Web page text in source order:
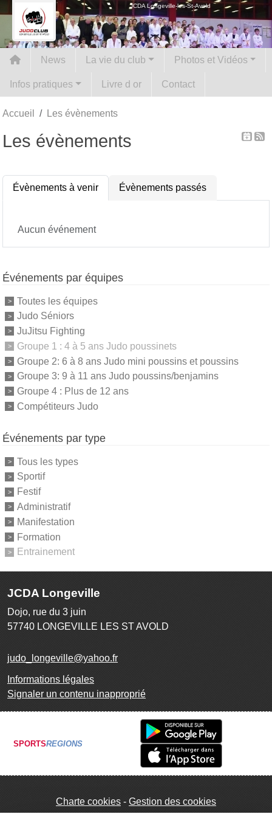
JCDA Longeville-les-St-Avold
News La vie du club Photos et Vidéos
Infos pratiques Livre d or Contact
Accueil Les évènements
Les évènements
Évènements à venir Évènements passés
Aucun événement
Événements par équipes
Toutes les équipes
Judo Séniors
JuJitsu Fighting
Groupe 1 : 4 à 5 ans Judo poussinets
Groupe 2: 6 à 8 ans Judo mini poussins et poussins
Groupe 3: 9 à 11 ans Judo poussins/benjamins
Groupe 4 : Plus de 12 ans
Compétiteurs Judo
Événements par type
Tous les types
Sportif
Festif
Administratif
Manifestation
Formation
Entrainement
JCDA Longeville
Dojo, rue du 3 juin
57740 LONGEVILLE LES ST AVOLD
judo_longeville@yahoo.fr
Informations légales
Signaler un contenu inapproprié
SPORTSREGIONS
Charte cookies Gestion des cookies
Panneau de gestion des cookies